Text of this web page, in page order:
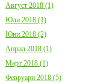
Август 2018 (1)
Юли 2018 (1)
Юни 2018 (2)
Април 2018 (1)
Март 2018 (1)
Февруари 2018 (5)